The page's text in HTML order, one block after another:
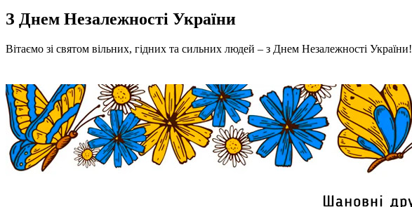
З Днем Незалежності України
Вітаємо зі святом вільних, гідних та сильних людей – з Днем Незалежності України!